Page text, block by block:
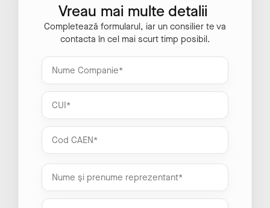
Vreau mai multe detalii
Completează formularul, iar un consilier te va
contacta în cel mai scurt timp posibil.